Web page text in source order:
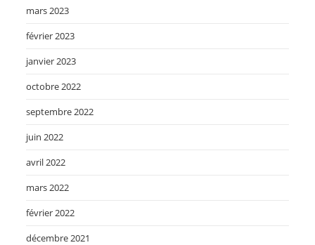
mars 2023
février 2023
janvier 2023
octobre 2022
septembre 2022
juin 2022
avril 2022
mars 2022
février 2022
décembre 2021